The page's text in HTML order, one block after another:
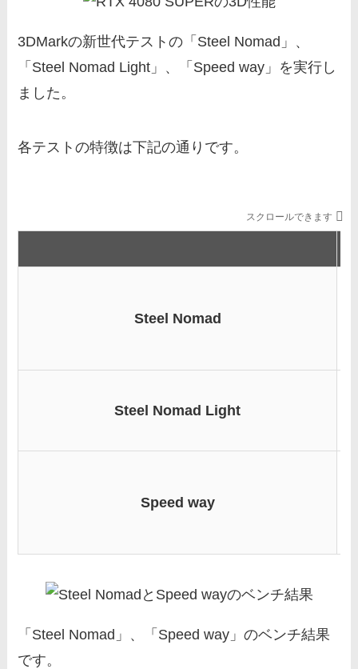
3DMarkの新世代テストの「Steel Nomad」、
「Steel Nomad Light」、「Speed way」を実行し
ました。
各テストの特徴は下記の通りです。
スクロールできます
Steel Nomad
Steel Nomad Light
Speed way
「Steel Nomad」、「Speed way」のベンチ結果
です。